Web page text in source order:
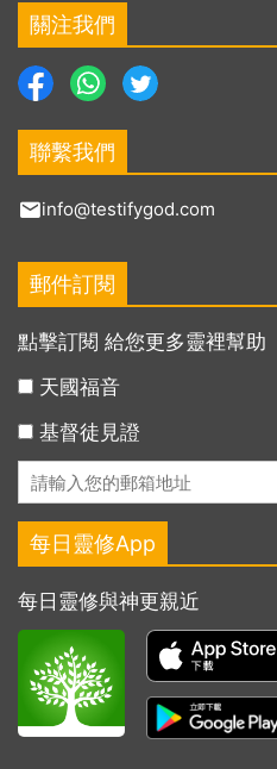
關注我們
聯繫我們
info@testifygod.com
郵件訂閱
點擊訂閱 給您更多靈裡幫助
天國福音
基督徒見證
每日靈修App
每日靈修與神更親近